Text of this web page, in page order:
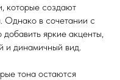
которые создают
Однако в сочетании с
яркие акценты,
и динамичный вид.
тона остаются